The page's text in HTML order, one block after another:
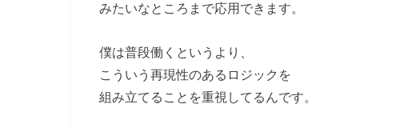
みたいなところまで応用できます。
僕は普段働くというより、
こういう再現性のあるロジックを
組み立てることを重視してるんです。